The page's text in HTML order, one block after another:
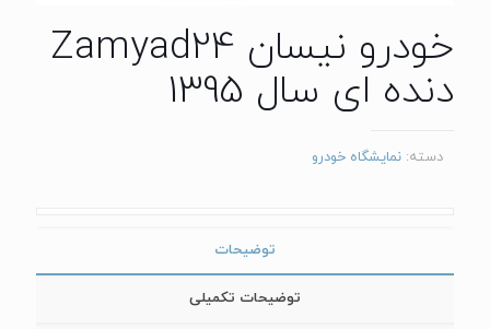
خودرو نیسان Zamyad24
دنده ای سال 1395
دسته: نمایشگاه خودرو
توضیحات
توضیحات تکمیلی